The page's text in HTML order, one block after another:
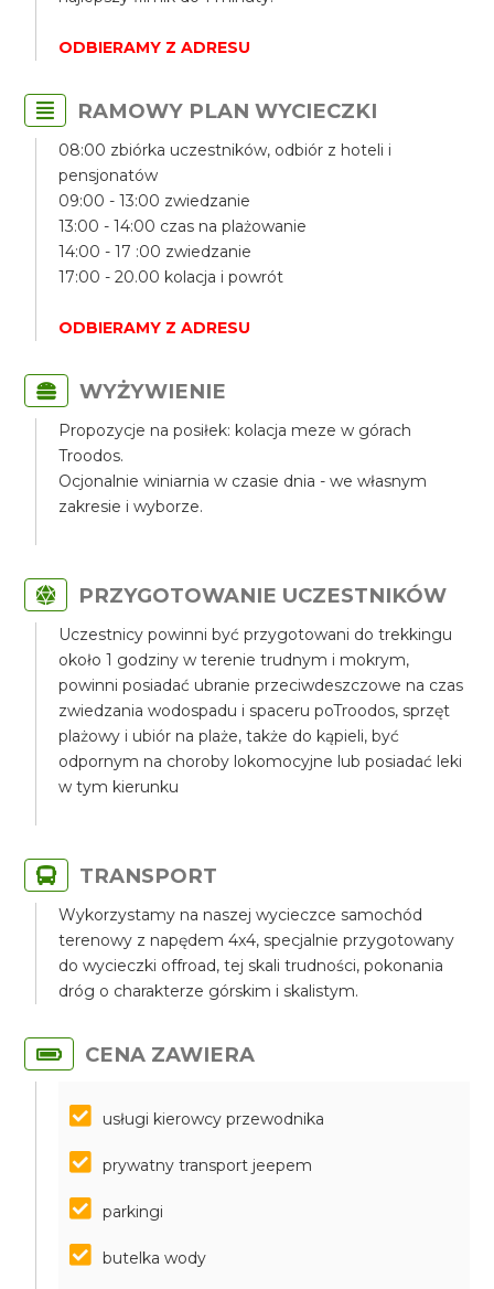
ODBIERAMY Z ADRESU
RAMOWY PLAN WYCIECZKI
08:00 zbiórka uczestników, odbiór z hoteli i
pensjonatów
09:00 - 13:00 zwiedzanie
13:00 - 14:00 czas na plażowanie
14:00 - 17 :00 zwiedzanie
17:00 - 20.00 kolacja i powrót
ODBIERAMY Z ADRESU
WYŻYWIENIE
Propozycje na posiłek: kolacja meze w górach
Troodos.
Ocjonalnie winiarnia w czasie dnia - we własnym
zakresie i wyborze.
PRZYGOTOWANIE UCZESTNIKÓW
Uczestnicy powinni być przygotowani do trekkingu
około 1 godziny w terenie trudnym i mokrym,
powinni posiadać ubranie przeciwdeszczowe na czas
zwiedzania wodospadu i spaceru poTroodos, sprzęt
plażowy i ubiór na plaże, także do kąpieli, być
odpornym na choroby lokomocyjne lub posiadać leki
w tym kierunku
TRANSPORT
Wykorzystamy na naszej wycieczce samochód
terenowy z napędem 4x4, specjalnie przygotowany
do wycieczki offroad, tej skali trudności, pokonania
dróg o charakterze górskim i skalistym.
CENA ZAWIERA
usługi kierowcy przewodnika
prywatny transport jeepem
parkingi
butelka wody